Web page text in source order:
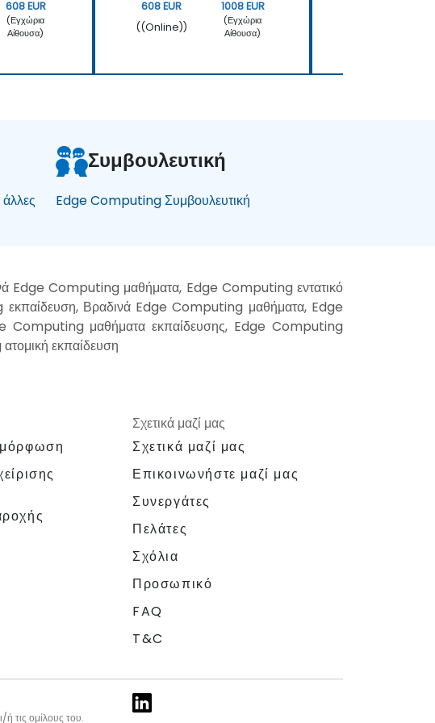
608 EUR
(Εγχώρια
Αίθουσα)
608 EUR
((Online))
1008 EUR
(Εγχώρια
Αίθουσα)
Συμβουλευτική
Edge Computing Συμβουλευτική
Edge Computing μαθήματα, Edge Computing εντατικό
Βραδινά Edge Computing μαθήματα, Edge
μαθήματα εκπαίδευσης, Edge Computing
εκπαίδευση
Σχετικά μαζί μας
Σχετικά μαζί μας
Επικοινωνήστε μαζί μας
Συνεργάτες
Πελάτες
Σχόλια
Προσωπικό
FAQ
T&C
τις ομίλους του.